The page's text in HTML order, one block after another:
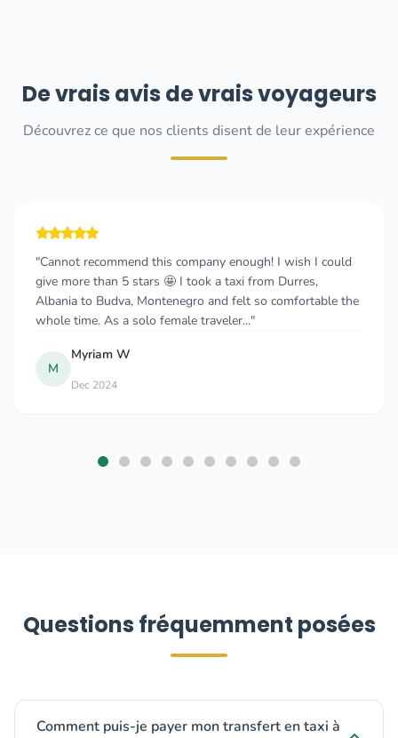
De vrais avis de vrais voyageurs
Découvrez ce que nos clients disent de leur expérience
"Cannot recommend this company enough! I wish I could
give more than 5 stars 🤩 I took a taxi from Durres,
Albania to Budva, Montenegro and felt so comfortable the
whole time. As a solo female traveler..."
M
Myriam W
Dec 2024
Questions fréquemment posées
Comment puis-je payer mon transfert en taxi à